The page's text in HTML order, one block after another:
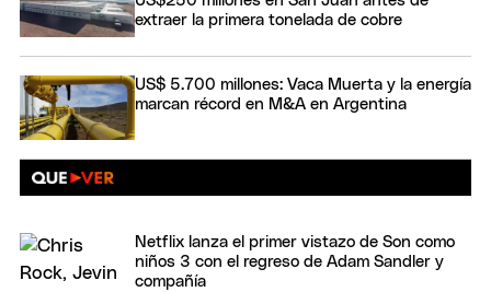
extraer la primera tonelada de cobre
US$ 5.700 millones: Vaca Muerta y la energía
marcan récord en M&A en Argentina
Netflix lanza el primer vistazo de Son como
niños 3 con el regreso de Adam Sandler y
compañía